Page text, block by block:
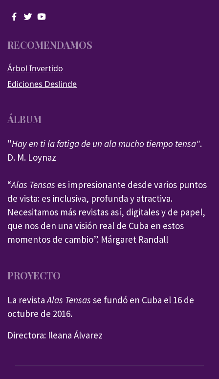
RECOMENDAMOS
Árbol Invertido
Ediciones Deslinde
ÁLBUM
"Hay en ti la fatiga de un ala mucho tiempo tensa".
D. M. Loynaz
“Alas Tensas es impresionante desde varios puntos
de vista: es inclusiva, profunda y atractiva.
Necesitamos más revistas así, digitales y de papel,
que nos den una visión real de Cuba en estos
momentos de cambio”. Márgaret Randall
PROYECTO
La revistaAlas Tensas se fundó en Cuba el 16 de
octubre de 2016.
Directora: Ileana Álvarez